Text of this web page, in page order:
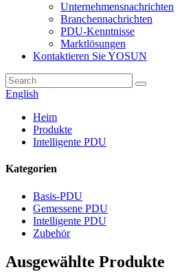
Unternehmensnachrichten
Branchennachrichten
PDU-Kenntnisse
Marktlösungen
Kontaktieren Sie YOSUN
English
Heim
Produkte
Intelligente PDU
Kategorien
Basis-PDU
Gemessene PDU
Intelligente PDU
Zubehör
Ausgewählte Produkte